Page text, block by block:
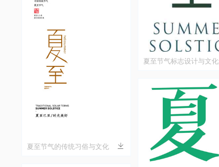
夏至节气的传统习俗与文化
夏至节气标志设计与文